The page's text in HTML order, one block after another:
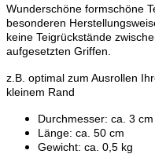
Wunderschöne formschöne
besonderen
keine Teigrückstände
aufgesetzten Griffen.
z.B. optimal zum Ausrollen
kleinem Rand
Durchmesser: ca. 3 cm
Länge: ca. 50 cm
Gewicht: ca. 0,5 kg